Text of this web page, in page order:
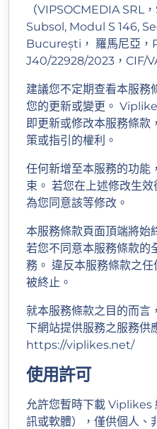
（VIPSOCMEDIA SRL
Subsol, Modul S 146,
București， 羅馬尼亞，
J40/22928/2023，CIF/
建議您不定期查看本服務
您的更新或變更。
即更新或修改本服務條款
策或指引的權利。
任何新增至本服務的功能
束。 若您在上述修改生
為您同意該等修改。
本服務條款頁面頂端將始
若您不同意本服務條款的
務。 違反本服務條款之
被終止。
就本服務條款之目的而
下網站提供服務之服務供
https://viplikes.net/
使用許可
允許您暫時下載 Viplikes
訊或軟體），僅供個人、